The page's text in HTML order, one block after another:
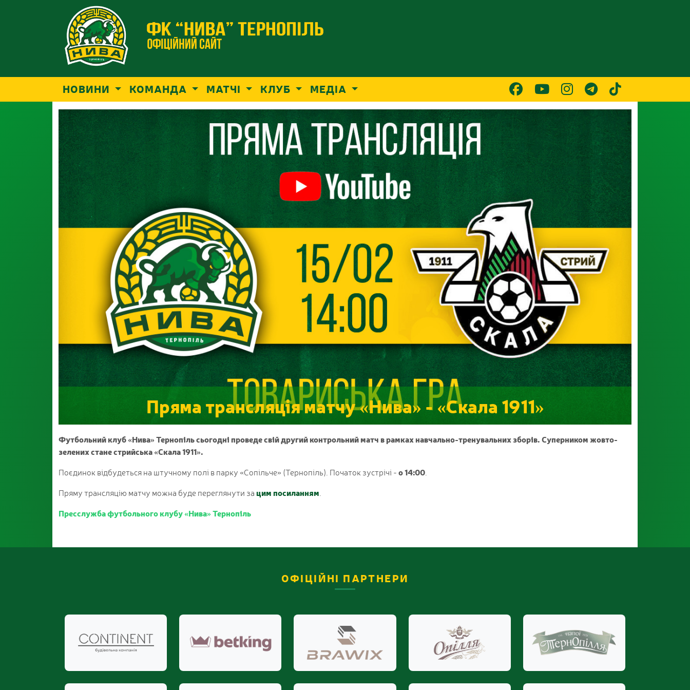
НОВИНИ КОМАНДА МАТЧІ КЛУБ МЕДІА
Пряма трансляція матчу «Нива» - «Скала 1911»
Футбольний клуб «Нива» Тернопіль сьогодні проведе свій другий контрольний матч в рамках навчально-тренувальних зборів. Суперником жовто-
зелених стане стрийська «Скала 1911».
Поєдинок відбудеться на штучному полі в парку «Сопільче» (Тернопіль). Початок зустрічі -о 14:00
Пряму трансляцію матчу можна буде переглянути зацим посиланням
Пресслужба футбольного клубу «Нива» Тернопіль
ОФІЦІЙНІ ПАРТНЕРИ